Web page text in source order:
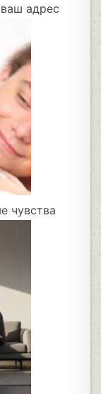
адрес
чувства